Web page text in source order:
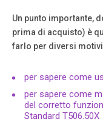
mix with the cold, the
risk of accidental
temperature of your
the setting on the HOT
Un punto importante,
prima di acquisto) è
farlo per diversi
per sapere come
per sapere come
del corretto
Standard T506.50X